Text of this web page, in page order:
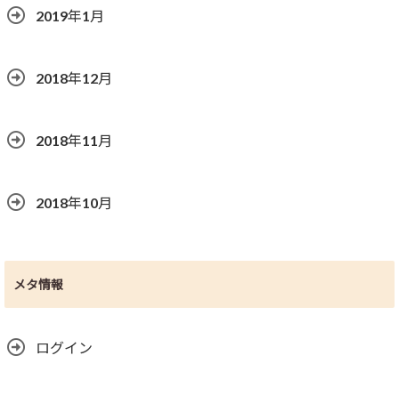
2019年1月
2018年12月
2018年11月
2018年10月
メタ情報
ログイン